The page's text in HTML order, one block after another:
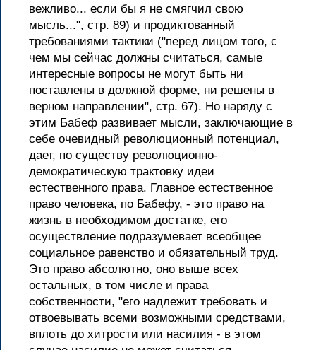
вежливо... если бы я не смягчил свою
мысль...", стр. 89) и продиктованный
требованиями тактики ("перед лицом того, с
чем мы сейчас должны считаться, самые
интересные вопросы не могут быть ни
поставлены в должной форме, ни решены в
верном направлении", стр. 67). Но наряду с
этим Бабеф развивает мысли, заключающие в
себе очевидный революционный потенциал,
дает, по существу революционно-
демократическую трактовку идеи
естественного права. Главное естественное
право человека, по Бабефу, - это право на
жизнь в необходимом достатке, его
осуществление подразумевает всеобщее
социальное равенство и обязательный труд.
Это право абсолютно, оно выше всех
остальных, в том числе и права
собственности, "его надлежит требовать и
отвоевывать всеми возможными средствами,
вплоть до хитрости или насилия - в этом